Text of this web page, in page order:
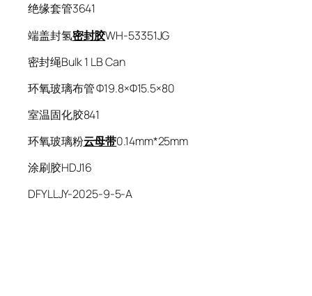
绝缘套管3641
端盖封氢密封胶WH-53351JG
密封绳Bulk 1 LB Can
环氧玻璃布管 Φ19.8×Φ15.5×80
室温固化胶841
环氧玻璃粉云母带0.14mm*25mm
涂刷胶HDJ16
DFYLLJY-2025-9-5-A